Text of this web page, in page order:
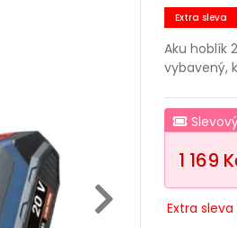
Extra sleva
Aku hoblík
vybavený,
1 169
Extra